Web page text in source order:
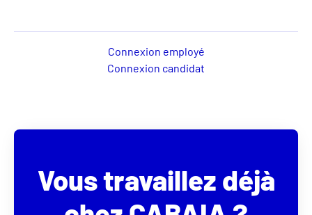
Connexion employé
Connexion candidat
Vous travaillez déjà